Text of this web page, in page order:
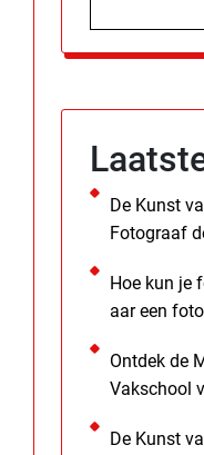
De Kunst
Fotograaf
Hoe kun je
aar een
Ontdek de
Vakschool
De Kunst